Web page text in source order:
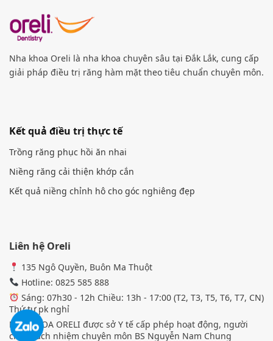
Nha khoa Oreli là nha khoa chuyên sâu tại Đắk Lắk, cung cấp
giải pháp điều trị răng hàm mặt theo tiêu chuẩn chuyên môn.
Kết quả điều trị thực tế
Trồng răng phục hồi ăn nhai
Niềng răng cải thiện khớp cắn
Kết quả niềng chỉnh hô cho góc nghiêng đẹp
Liên hệ Oreli
135 Ngô Quyền, Buôn Ma Thuột
Hotline: 0825 585 888
Sáng: 07h30 - 12h Chiều: 13h - 17:00 (T2, T3, T5, T6, T7, CN)
Thứ tư pk nghỉ
NHA KHOA ORELI được sở Y tế cấp phép hoạt động, người
chịu trách nhiệm chuyên môn BS Nguyễn Nam Chung